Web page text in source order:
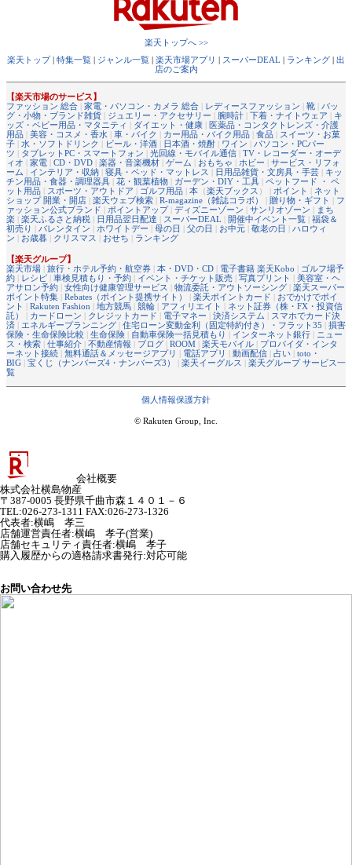
楽天トップへ >>
楽天トップ| 特集一覧 | ジャンル一覧 | 楽天市場アプリ | スーパーDEAL | ランキング | 出
店のご案内
【楽天市場のサービス】
ファッション 総合 | 家電・パソコン・カメラ 総合 | レディースファッション | 靴 | バッ
グ・小物・ブランド雑貨 | ジュエリー・アクセサリー | 腕時計 | 下着・ナイトウェア | キ
ッズ・ベビー用品・マタニティ | ダイエット・健康 | 医薬品・コンタクトレンズ・介護
用品 | 美容・コスメ・香水 | 車・バイク | カー用品・バイク用品 | 食品 | スイーツ・お菓
子 | 水・ソフトドリンク | ビール・洋酒 | 日本酒・焼酎 | ワイン | パソコン・PCパー
ツ | タブレットPC・スマートフォン | 光回線・モバイル通信 | TV・レコーダー・オーデ
ィオ | 家電 | CD・DVD | 楽器・音楽機材 | ゲーム | おもちゃ | ホビー | サービス・リフォ
ーム | インテリア・収納 | 寝具・ベッド・マットレス | 日用品雑貨・文房具・手芸 | キッ
チン用品・食器・調理器具 | 花・観葉植物 | ガーデン・DIY・工具 | ペットフード ・ ペ
ット用品 | スポーツ・アウトドア | ゴルフ用品 | 本 （楽天ブックス ） | ポイント | ネット
ショップ 開業・開店 | 楽天ウェブ検索 | R-magazine（雑誌コラボ） | 贈り物・ギフト | フ
ァッション公式ブランド | ポイントアップ| ディズニーゾーン | サンリオゾーン | まち
楽 | 楽天ふるさと納税 | 日用品翌日配達 | スーパーDEAL | 開催中イベント一覧 | 福袋＆
初売り | バレンタイン | ホワイトデー | 母の日 | 父の日 | お中元 | 敬老の日 | ハロウィ
ン | お歳暮 | クリスマス | おせち | ランキング
【楽天グループ】
楽天市場 | 旅行・ホテル予約・航空券 | 本・DVD・CD | 電子書籍 楽天Kobo | ゴルフ場予
約 | レシピ | 車検見積もり・予約 | イベント・チケット販売 | 写真プリント | 美容室・ヘ
アサロン予約 | 女性向け健康管理サービス | 物流委託・アウトソーシング | 楽天スーパー
ポイント特集 | Rebates（ポイント提携サイト） | 楽天ポイントカード | おでかけでポイ
ント | Rakuten Fashion | 地方競馬 | 競輪 | アフィリエイト | ネット証券（株・FX・投資信
託）
| カードローン | クレジットカード | 電子マネー | 決済システム | スマホでカード決
済 | エネルギープランニング | 住宅ローン変動金利（固定特約付き）・フラット35 | 損害
保険・生命保険比較 | 生命保険 | 自動車保険一括見積もり | インターネット銀行 | ニュー
ス・検索 | 仕事紹介 | 不動産情報 | ブログ | ROOM | 楽天モバイル | プロバイダ・インタ
ーネット接続 | 無料通話＆メッセージアプリ | 電話アプリ | 動画配信 | 占い | toto・
BIG | 宝くじ（ナンバーズ4・ナンバーズ3） | 楽天イーグルス | 楽天グループ サービス一
覧
個人情報保護方針
© Rakuten Group, Inc.
会社概要
株式会社横島物産
〒387-0005 長野県千曲市森１４０１－６
TEL:026-273-1311 FAX:026-273-1326
代表者:横嶋 孝三
店舗運営責任者:横嶋 孝子(営業)
店舗セキュリティ責任者:横嶋 孝子
購入履歴からの適格請求書発行:対応可能
お問い合わせ先